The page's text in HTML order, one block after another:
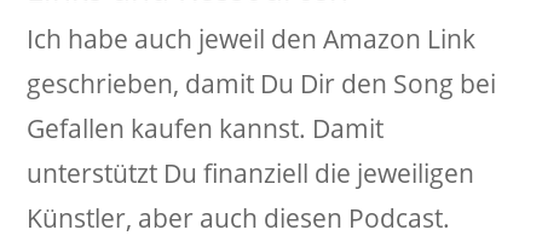
Ich habe auch jeweil den Amazon Link
geschrieben, damit Du Dir den Song bei
Gefallen kaufen kannst. Damit
unterstützt Du finanziell die jeweiligen
Künstler, aber auch diesen Podcast.